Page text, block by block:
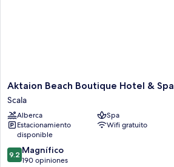
Aktaion
Beach
Boutique
Hotel
&
Spa
Scala
Aktaion Beach Boutique Hotel & Spa
Scala
Alberca
Spa
Estacionamiento
disponible
Wifi gratuito
9.2
de
9.2 Magnífico
190 opiniones